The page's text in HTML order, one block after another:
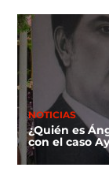
NOTICIAS
¿Quién es
con el caso